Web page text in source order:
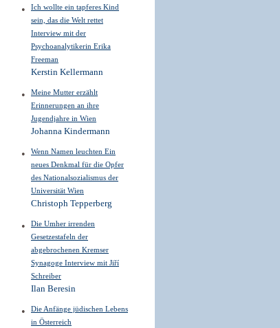
Ich wollte ein tapferes Kind
sein, das die Welt rettet
Interview mit der
Psychoanalytikerin Erika
Freeman
Kerstin Kellermann
Meine Mutter erzählt
Erinnerungen an ihre
Jugendjahre in Wien
Johanna Kindermann
Wenn Namen leuchten Ein
neues Denkmal für die Opfer
des Nationalsozialismus der
Universität Wien
Christoph Tepperberg
Die Umher irrenden
Gesetzestafeln der
abgebrochenen Kremser
Synagoge Interview mit Jiří
Schreiber
Ilan Beresin
Die Anfänge jüdischen Lebens
in Österreich